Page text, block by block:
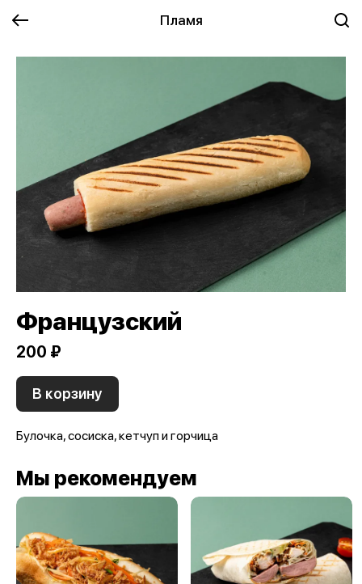
Пламя
Французский
200 ₽
В корзину
Булочка, сосиска, кетчуп и горчица
Мы рекомендуем